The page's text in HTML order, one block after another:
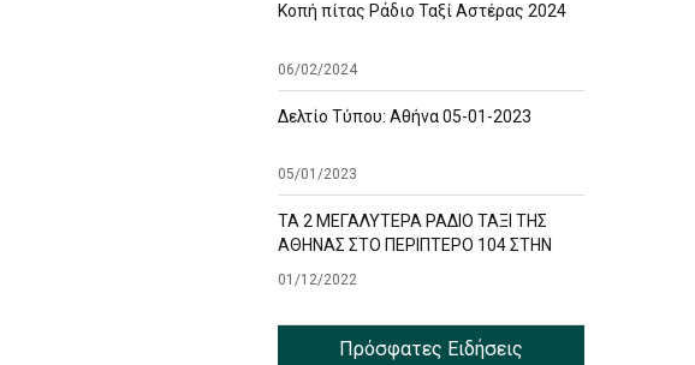
Κοπή πίτας Ράδιο Ταξί Αστέρας 2024
06/02/2024
Δελτίο Τύπου: Αθήνα 05-01-2023
05/01/2023
ΤΑ 2 ΜΕΓΑΛΥΤΕΡΑ ΡΑΔΙΟ ΤΑΞΙ ΤΗΣ
ΑΘΗΝΑΣ ΣΤΟ ΠΕΡΙΠΤΕΡΟ 104 ΣΤΗΝ
01/12/2022
Πρόσφατες Ειδήσεις